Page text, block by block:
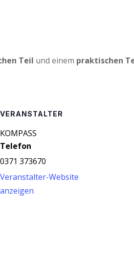
Teil und einem prak­ti­schen
VERANSTALTER
KOM­PASS
Telefon
0371 373670
Veranstalter-Website
anzeigen